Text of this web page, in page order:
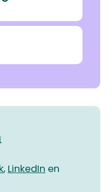
, LinkedIn en